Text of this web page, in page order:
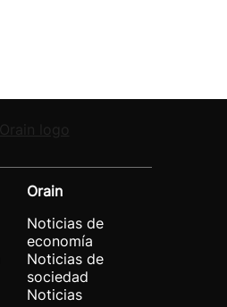
Orain
Noticias de
economía
Noticias de
sociedad
Noticias